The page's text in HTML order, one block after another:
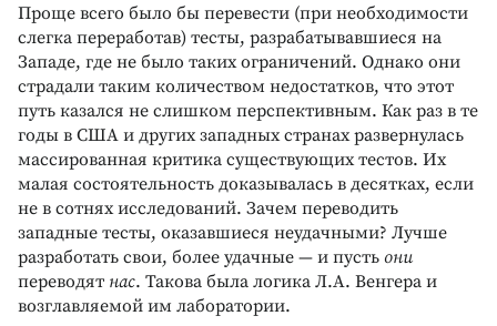
Проще всего было бы перевести (при необходимости
слегка переработав) тесты, разрабатывавшиеся на
Западе, где не было таких ограничений. Однако они
страдали таким количеством недостатков, что этот
путь казался не слишком перспективным. Как раз в те
годы в США и других западных странах развернулась
массированная критика существующих тестов. Их
малая состоятельность доказывалась в десятках, если
не в сотнях исследований. Зачем переводить
западные тесты, оказавшиеся неудачными? Лучше
разработать свои, более удачные — и пусть они
переводят нас. Такова была логика Л.А. Венгера и
возглавляемой им лаборатории.